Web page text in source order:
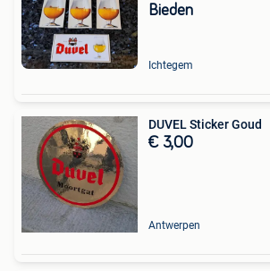
Bieden
Ichtegem
DUVEL Sticker Goud
€ 3,00
Antwerpen